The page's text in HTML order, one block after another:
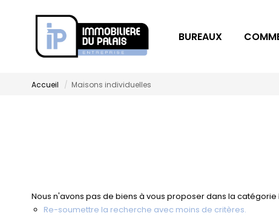
BUREAUX
Accueil Maisons individuelles
Nous n'avons pas de biens à vous proposer dans la
Re-soumettre la recherche avec moins de critères.